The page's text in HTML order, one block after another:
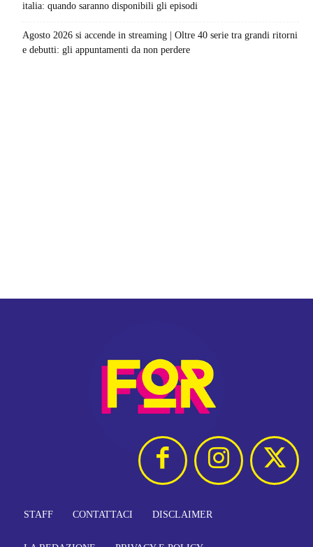
italia: quando saranno disponibili gli episodi
Agosto 2026 si accende in streaming | Oltre 40 serie tra grandi ritorni
e debutti: gli appuntamenti da non perdere
STAFF CONTATTACI DISCLAIMER